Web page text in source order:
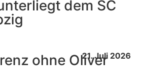
dem SC
21. Juli 2026
ohne Oliver